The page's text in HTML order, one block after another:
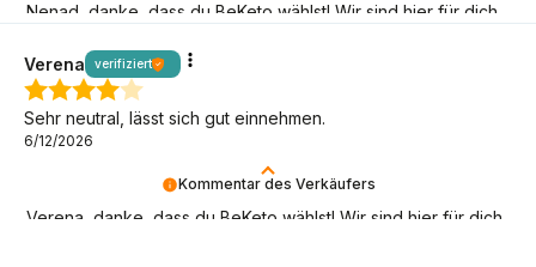
Nenad, danke, dass du BeKeto wählst! Wir sind hier für dich
Kommentar des Verkäufers
Verena, danke, dass du BeKeto wählst! Wir sind hier für dich
Verena verifiziert
Sehr neutral, lässt sich gut einnehmen.
6/12/2026